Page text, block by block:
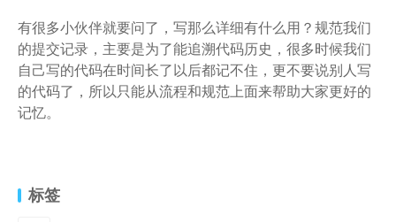
有很多小伙伴就要问了，写那么详细有什么用？规范我们
的提交记录，主要是为了能追溯代码历史，很多时候我们
自己写的代码在时间长了以后都记不住，更不要说别人写
的代码了，所以只能从流程和规范上面来帮助大家更好的
记忆。
标签